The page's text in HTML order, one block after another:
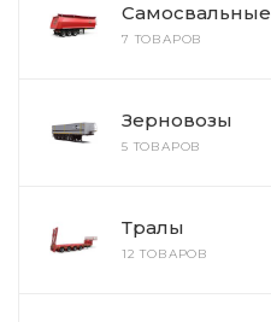
Самосвальные
7 ТОВАРОВ
Зерновозы
5 ТОВАРОВ
Тралы
12 ТОВАРОВ